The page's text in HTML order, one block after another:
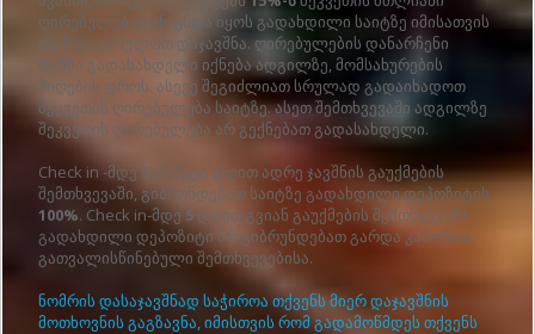
ღირებულებიდან, უნდა იყოს გადახდილი საიტზე იმისათვის
რომ დაასრულოთ დაჯავშნა. ღირებულების დანარჩენი
თანხა გადასახდელი იქნება ადგილზე, მომსახურების
მიღების დროს. ასევე შეგიძლიათ სრულად გადაიხადოთ
შეკვეთის ღირებულება საიტზე. ასეთ შემთხვევაში ადგილზე
შეკვეთის ღირებულება არ გექნებათ გადასახდელი.
Check in -მდე 5 ან მეტი დღით ადრე ჯავშნის გაუქმების
შემთხვევაში, გიბრუნდებათ საიტზე გადახდილი დეპოზიტის
100%. Check in-მდე 5 დღით გვიან გაუქმების შემთხვევაში
გადახდილი დეპოზიტი არ გიბრუნდებათ გარდა კანონით
გათვალისწინებული შემთხვევებისა.
ნომრის დასაჯავშნად საჭიროა თქვენს მიერ დაჯავშნის
მოთხოვნის გაგზავნა, იმისთვის რომ გადამოწმდეს თქვენს